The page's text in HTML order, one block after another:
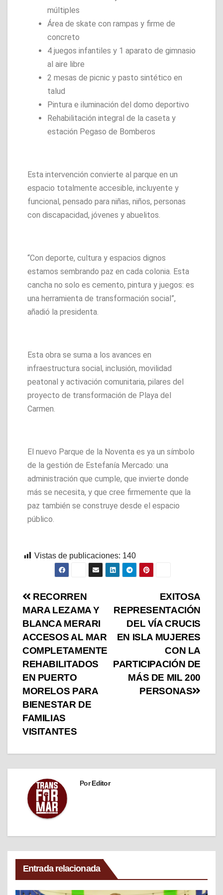
múltiples
Área de skate con rampas y firme de
concreto
4 juegos infantiles y 1 aparato de gimnasio
al aire libre
2 mesas de picnic y pasto sintético en
talud
Pintura e iluminación del domo deportivo
Rehabilitación integral de la caseta y
estación Pegaso de Bomberos
Esta intervención convierte al parque en un
espacio totalmente accesible, incluyente y
funcional, pensado para niñas, niños, personas
con discapacidad, jóvenes y abuelitos.
“Con deporte, cultura y espacios dignos
estamos sembrando paz en cada colonia. Esta
cancha no solo es cemento, pintura y juegos: es
una herramienta de transformación social”,
añadió la presidenta.
Esta obra se suma a los avances en
infraestructura social, inclusión, movilidad
peatonal y activación comunitaria, pilares del
proyecto de transformación de Playa del
Carmen.
El nuevo Parque de la Noventa es ya un símbolo
de la gestión de Estefanía Mercado: una
administración que cumple, que invierte donde
más se necesita, y que cree firmemente que la
paz también se construye desde el espacio
público.
Vistas de publicaciones: 140
EXITOSA
REPRESENTACIÓN
DEL VÍA CRUCIS
EN ISLA MUJERES
CON LA
PARTICIPACIÓN DE
MÁS DE MIL 200
PERSONAS
RECORREN
MARA LEZAMA Y
BLANCA MERARI
ACCESOS AL MAR
COMPLETAMENTE
REHABILITADOS
EN PUERTO
MORELOS PARA
BIENESTAR DE
FAMILIAS
VISITANTES
PorEditor
Entrada relacionada